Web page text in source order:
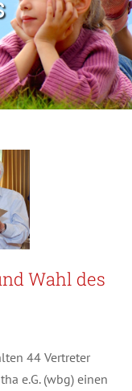
Wahl des
44 Vertreter
e.G. (wbg) einen